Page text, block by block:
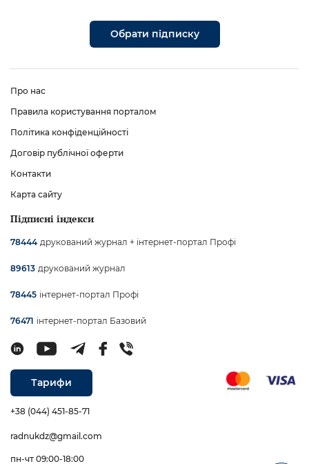
Обрати підписку
Про нас
Правила користування порталом
Політика конфіденційності
Договір публічної оферти
Контакти
Карта сайту
Підписні індекси
78444 друкований журнал + інтернет-портал Профі
89613 друкований журнал
78445 інтернет-портал Профі
76471 інтернет-портал Базовий
Тарифи
+38 (044) 451-85-71
radnukdz@gmail.com
пн-чт 09:00-18:00